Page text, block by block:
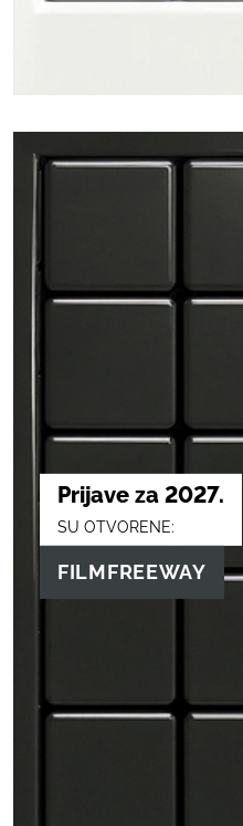
Prijave za 2027.
SU OTVORENE:
FILMFREEWAY